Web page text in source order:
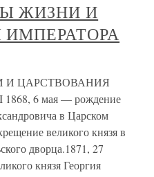
ЖИЗНИ И
ЦАРСТВОВАНИЯ
6 мая — рождение
в Царском
великого князя в
дворца.1871, 27
князя Георгия